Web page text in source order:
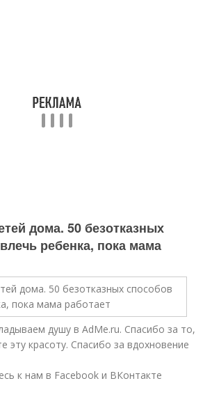
дома. 50 безотказных
ребенка, пока мама
душу в AdMe.ru. Cпасибо за то,
эту красоту. Спасибо за вдохновение
к нам в Facebook и ВКонтакте